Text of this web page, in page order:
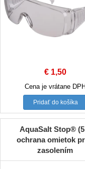
€1,50
Cena je vrátane DPH
Pridať do košíka
AquaSalt Stop®
ochrana omietok
zasolením